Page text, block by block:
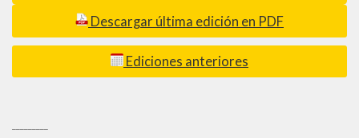
Descargar última edición en PDF
Ediciones anteriores